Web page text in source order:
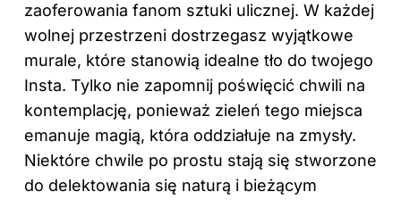
zaoferowania fanom sztuki ulicznej. W każdej
wolnej przestrzeni dostrzegasz wyjątkowe
murale, które stanowią idealne tło do twojego
Insta. Tylko nie zapomnij poświęcić chwili na
kontemplację, ponieważ zieleń tego miejsca
emanuje magią, która oddziałuje na zmysły.
Niektóre chwile po prostu stają się stworzone
do delektowania się naturą i bieżącym